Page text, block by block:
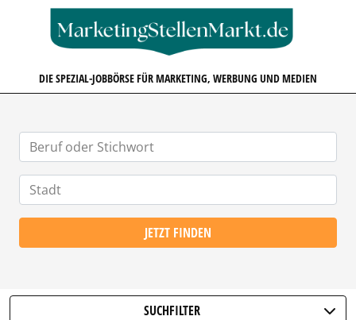
DIE SPEZIAL-JOBBÖRSE FÜR MARKETING, WERBUNG UND MEDIEN
JETZT FINDEN
SUCHFILTER